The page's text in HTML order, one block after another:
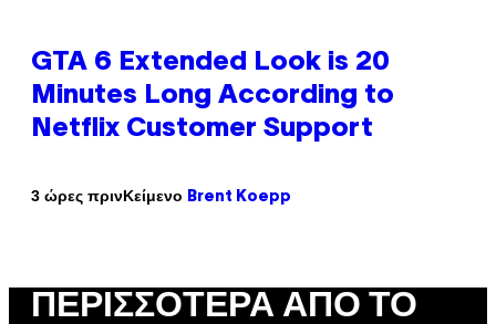
GTA 6 Extended Look is 20
Minutes Long According to
Netflix Customer Support
3 ώρες πρινΚείμενο Brent Koepp
ΠΕΡΙΣΣΌΤΕΡΑ ΑΠΌ ΤΟ